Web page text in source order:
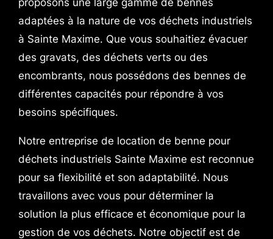
proposons une large gamme de bennes
adaptées à la nature de vos déchets industriels
à Sainte Maxime. Que vous souhaitiez évacuer
des gravats, des déchets verts ou des
encombrants, nous possédons des bennes de
différentes capacités pour répondre à vos
besoins spécifiques.
Notre entreprise de location de benne pour
déchets industriels Sainte Maxime est reconnue
pour sa flexibilité et son adaptabilité. Nous
travaillons avec vous pour déterminer la
solution la plus efficace et économique pour la
gestion de vos déchets. Notre objectif est de